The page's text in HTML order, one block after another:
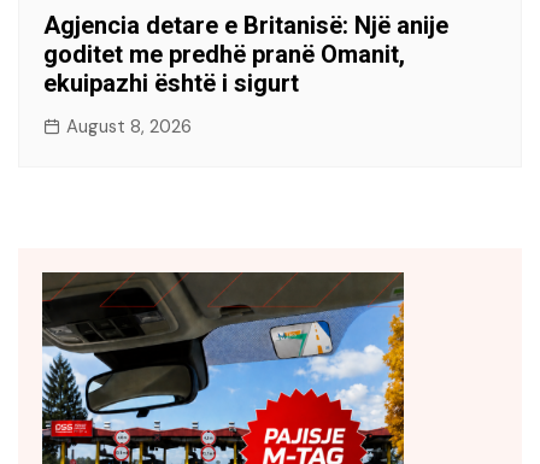
Agjencia detare e Britanisë: Një anije
goditet me predhë pranë Omanit,
ekuipazhi është i sigurt
August 8, 2026